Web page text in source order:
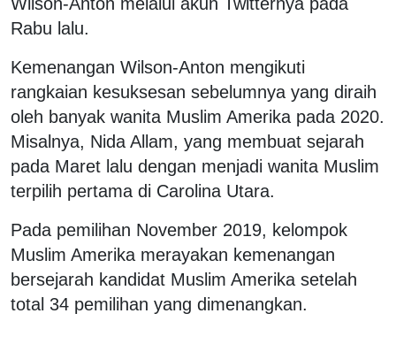
Rabu lalu.
Kemenangan Wilson-Anton mengikuti
rangkaian kesuksesan sebelumnya yang diraih
oleh banyak wanita Muslim Amerika pada 2020.
Misalnya, Nida Allam, yang membuat sejarah
pada Maret lalu dengan menjadi wanita Muslim
terpilih pertama di Carolina Utara.
Pada pemilihan November 2019, kelompok
Muslim Amerika merayakan kemenangan
bersejarah kandidat Muslim Amerika setelah
total 34 pemilihan yang dimenangkan.